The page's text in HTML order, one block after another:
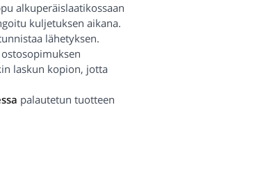
alkuperäislaatikossaan
kuljetuksen aikana.
lähetyksen.
laskun kopion, jotta
palautetun tuotteen